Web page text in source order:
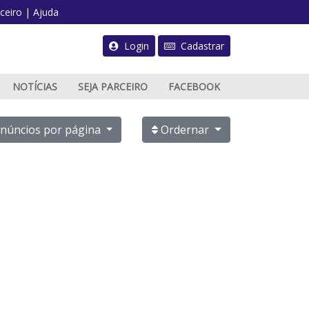
| Ajuda
Login Cadastrar
PUBLICAR ANÚNCIO
NOTÍCIAS SEJA PARCEIRO FACEBOOK
Ordernar
por página